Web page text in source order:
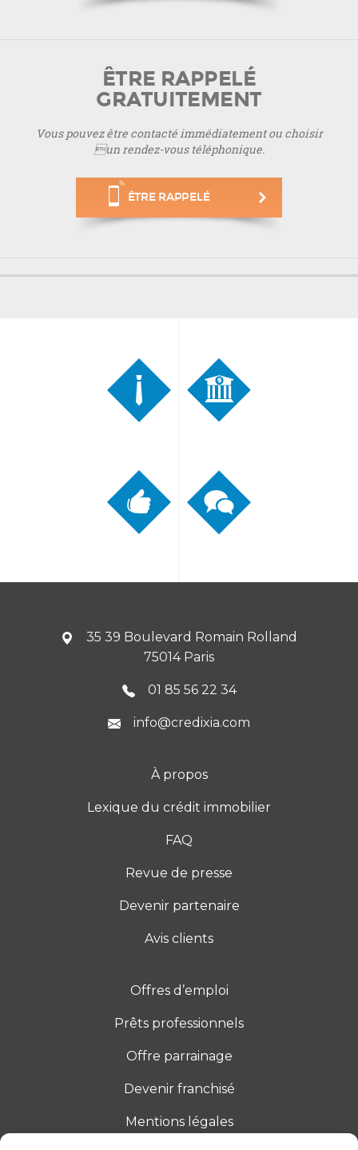
ÊTRE RAPPELÉ
GRATUITEMENT
Vous pouvez être contacté immédiatement ou choisir
un rendez-vous téléphonique.
ÊTRE RAPPELÉ
35 39 Boulevard Romain Rolland
75014 Paris
01 85 56 22 34
info@credixia.com
À propos
Lexique du crédit immobilier
FAQ
Revue de presse
Devenir partenaire
Avis clients
Offres d’emploi
Prêts professionnels
Offre parrainage
Devenir franchisé
Mentions légales